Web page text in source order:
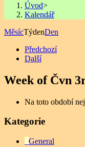
Úvod>
Kalendář
MěsícTýdenDen
Předchozí
Další
Week of Čvn
Na toto období
Kategorie
General